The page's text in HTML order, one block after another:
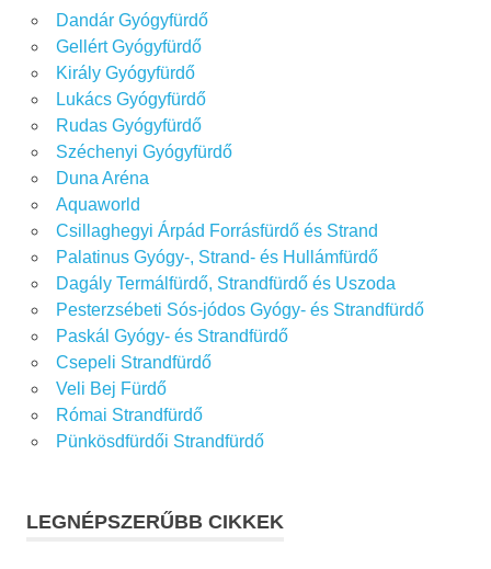
Dandár Gyógyfürdő
Gellért Gyógyfürdő
Király Gyógyfürdő
Lukács Gyógyfürdő
Rudas Gyógyfürdő
Széchenyi Gyógyfürdő
Duna Aréna
Aquaworld
Csillaghegyi Árpád Forrásfürdő és Strand
Palatinus Gyógy-, Strand- és Hullámfürdő
Dagály Termálfürdő, Strandfürdő és Uszoda
Pesterzsébeti Sós-jódos Gyógy- és Strandfürdő
Paskál Gyógy- és Strandfürdő
Csepeli Strandfürdő
Veli Bej Fürdő
Római Strandfürdő
Pünkösdfürdői Strandfürdő
LEGNÉPSZERŰBB CIKKEK